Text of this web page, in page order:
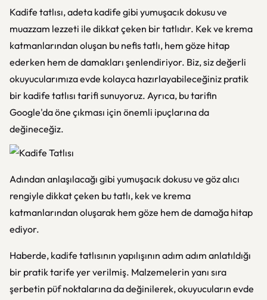
Kadife tatlısı, adeta kadife gibi yumuşacık dokusu ve
muazzam lezzeti ile dikkat çeken bir tatlıdır. Kek ve krema
katmanlarından oluşan bu nefis tatlı, hem göze hitap
ederken hem de damakları şenlendiriyor. Biz, siz değerli
okuyucularımıza evde kolayca hazırlayabileceğiniz pratik
bir kadife tatlısı tarifi sunuyoruz. Ayrıca, bu tarifin
Google'da öne çıkması için önemli ipuçlarına da
değineceğiz.
Adından anlaşılacağı gibi yumuşacık dokusu ve göz alıcı
rengiyle dikkat çeken bu tatlı, kek ve krema
katmanlarından oluşarak hem göze hem de damağa hitap
ediyor.
Haberde, kadife tatlısının yapılışının adım adım anlatıldığı
bir pratik tarife yer verilmiş. Malzemelerin yanı sıra
şerbetin püf noktalarına da değinilerek, okuyucuların evde